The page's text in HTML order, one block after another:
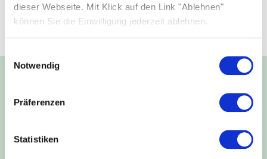
dieser Webseite. Mit Klick auf den Link "Ablehnen"
können Sie die Einwilligung jederzeit ablehnen.
Notwendig
Präferenzen
Statistiken
Energie für Generationen:
Unser Versprechen für eine
nachhaltige Welt.